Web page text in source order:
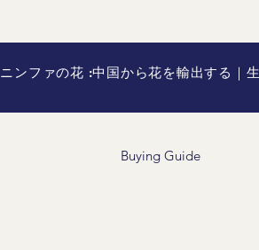
ニンファの花 :中国から花を輸出する｜
Buying Guide